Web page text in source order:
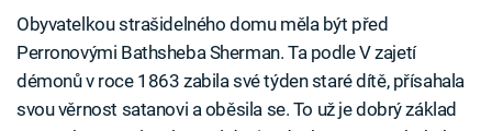
Obyvatelkou strašidelného domu měla být před
Perronovými Bathsheba Sherman. Ta podle V zajetí
démonů v roce 1863 zabila své týden staré dítě, přísahala
svou věrnost satanovi a oběsila se. To už je dobrý základ